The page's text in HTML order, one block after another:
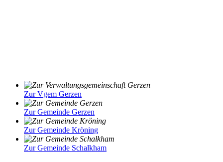
Zur Vgem Gerzen
Zur Gemeinde Gerzen
Zur Gemeinde Kröning
Zur Gemeinde Schalkham